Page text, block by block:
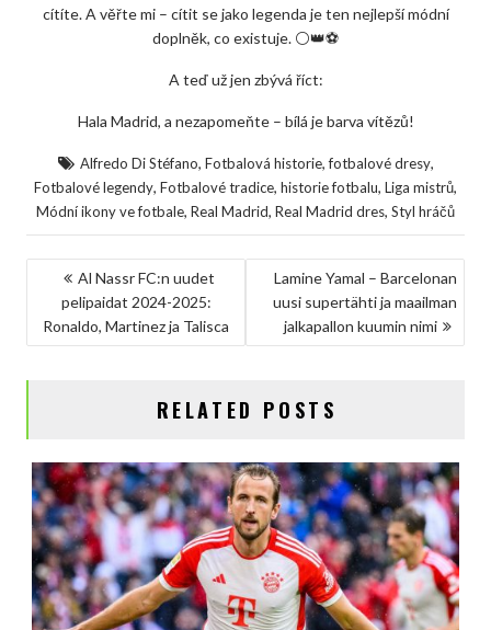
cítíte. A věřte mi – cítit se jako legenda je ten nejlepší módní
doplněk, co existuje. ⚪👑⚽
A teď už jen zbývá říct:
Hala Madrid, a nezapomeňte – bílá je barva vítězů!
Alfredo Di Stéfano, Fotbalová historie,fotbalové dresy,
Fotbalové legendy, Fotbalové tradice, historie fotbalu, Liga mistrů,
Módní ikony ve fotbale, Real Madrid, Real Madrid dres, Styl hráčů
NAVIGACE
PRO
PŘÍSPĚVEK
Al Nassr FC:n uudet
pelipaidat 2024-2025:
Ronaldo, Martinez ja Talisca
Lamine Yamal – Barcelonan
uusi supertähti ja maailman
jalkapallon kuumin nimi
RELATED POSTS